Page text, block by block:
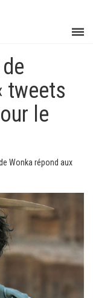
tweets
le
Wonka répond aux